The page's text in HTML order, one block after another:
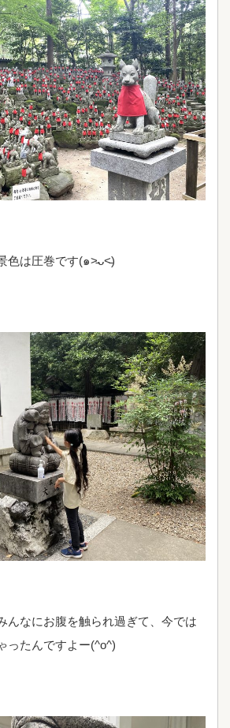
色は圧巻です(๑˃̵ᴗ˂̵)
んなにお腹を触られ過ぎて、今では
ったんですよー(^o^)